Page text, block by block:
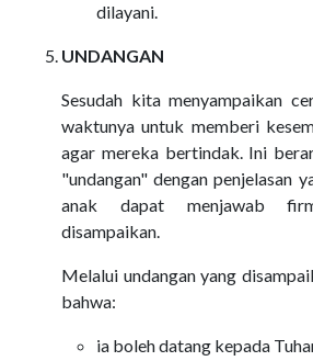
dilayani.
UNDANGAN
Sesudah kita menyampaikan
waktunya untuk memberi
agar mereka bertindak. Ini
"undangan" dengan penjelasan
anak dapat menjawab
disampaikan.
Melalui undangan yang
bahwa:
ia boleh datang kepada